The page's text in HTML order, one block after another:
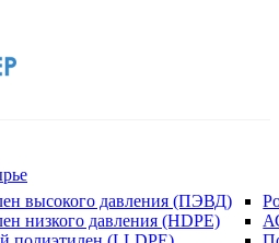
высокого давления (ПЭВД)
низкого давления (HDPE)